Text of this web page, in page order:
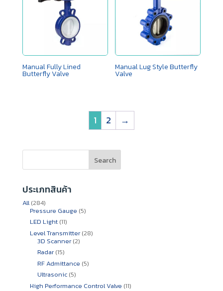
Manual Fully Lined
Butterfly Valve
Manual Lug Style Butterfly
Valve
1 2 →
Search
ประเภทสินค้า
All 284284
สินค้า
Pressure Gauge 55
LED Light 1111
สินค้า
Level Transmitter 2828
3D Scanner 22
Radar 1515
สินค้า
RF Admittance 55
Ultrasonic 55
สินค้า
High Performance Control Valve 1111